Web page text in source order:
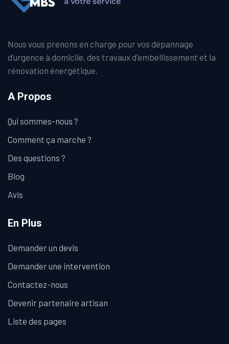
Nous vous prenons en charge pour vos dépannage
d’urgence à domicile, des travaux d'embellissement et la
rénovation énergétique.
A Propos
Qui sommes-nous ?
Comment ça marche ?
Des questions ?
Blog
Avis
En Plus
Demander un devis
Demander une intervention
Contactez-nous
Devenir partenaire artisan
Liste des pages